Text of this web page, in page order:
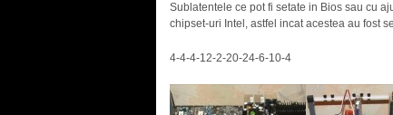
Sublatentele ce pot fi setate in Bios sau cu
chipset-uri Intel, astfel incat acestea au fost
4-4-4-12-2-20-24-6-10-4